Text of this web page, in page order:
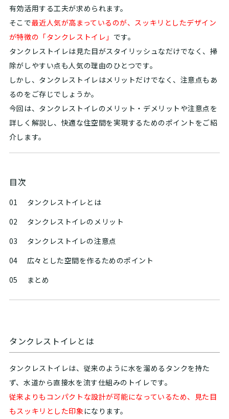
有効活用する工夫が求められます。
そこで最近人気が高まっているのが、スッキリとしたデザイン
が特徴の「タンクレストイレ」 です。
タンクレストイレは見た目がスタイリッシュなだけでなく、掃
除がしやすい点も人気の理由のひとつです。
しかし、タンクレストイレはメリットだけでなく、注意点もあ
るのをご存じでしょうか。
今回は、タンクレストイレのメリット・デメリットや注意点を
詳しく解説し、快適な住空間を実現するためのポイントをご紹
介します。
目次
01
タンクレストイレとは
02
タンクレストイレのメリット
03
タンクレストイレの注意点
04
広々とした空間を作るためのポイント
05
まとめ
タンクレストイレとは
タンクレストイレは、従来のように水を溜めるタンクを持た
ず、水道から直接水を流す仕組みのトイレです。
従来よりも コンパクトな設計が可能になっているため、見た目
もスッキリとした印象になります。